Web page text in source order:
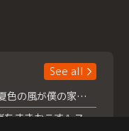
See all
浮所飛貴主演！ 【夏色の風が僕の家にやってきた】 本日よりテラサで独占配信スタート！
『夏色の雲が恋と嵐をまきおこす』スペシャルメイキング 【Part1】2026年７月18日（土）23時30分～配信スタート！話題のシーンの裏側を大公開！豪華キャスト大集合！ 『武宮家 真夏の家族会議』開催！